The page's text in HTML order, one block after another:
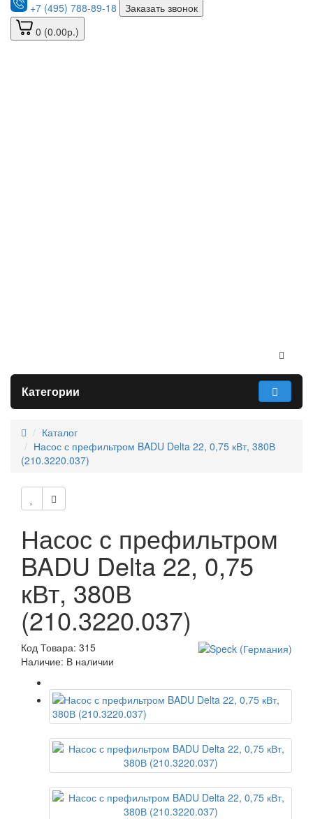
+7 (495) 788-89-18
Заказать звонок
0 (0.00р.)
Категории
Каталог
Насос с префильтром BADU Delta 22, 0,75 кВт, 380В
(210.3220.037)
Насос с префильтром
BADU Delta 22, 0,75
кВт, 380В
(210.3220.037)
Код Товара: 315
Наличие: В наличии